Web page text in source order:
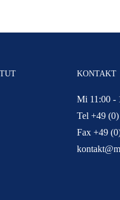
KONTAKT
Mi 11:00 -
Tel +49
Fax +49